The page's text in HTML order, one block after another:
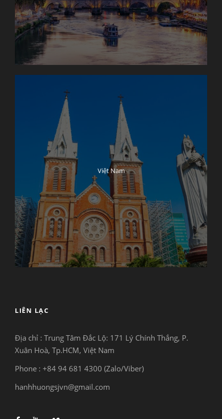
Việt Nam
LIÊN LẠC
Địa chỉ : Trung Tâm Đắc Lộ: 171 Lý Chính Thắng, P.
Xuân Hoà, Tp.HCM, Việt Nam
Phone : +84 94 681 4300 (Zalo/Viber)
hanhhuongsjvn@gmail.com